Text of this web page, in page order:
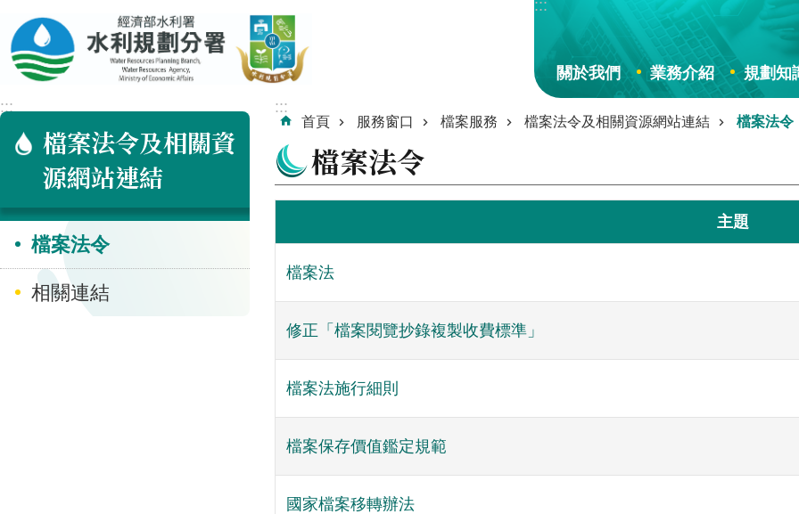
跳到主要內容區塊
:::
關於我們 業務介紹 規劃知
:::
檔案法令及相關資
源網站連結
檔案法令
相關連結
:::
首頁 服務窗口 檔案服務 檔案法令及相關資源網站連結 檔案法令
檔案法令
主題
檔案法
修正「檔案閱覽抄錄複製收費標準」
檔案法施行細則
檔案保存價值鑑定規範
國家檔案移轉辦法